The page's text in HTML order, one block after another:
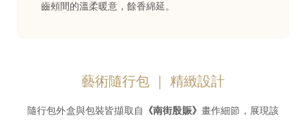
齒頰間的溫柔暖意，餘香綿延。
藝術隨行包 ｜ 精緻設計
隨行包外盒與包裝皆擷取自 《南街殷賑》 畫作細節，展現該